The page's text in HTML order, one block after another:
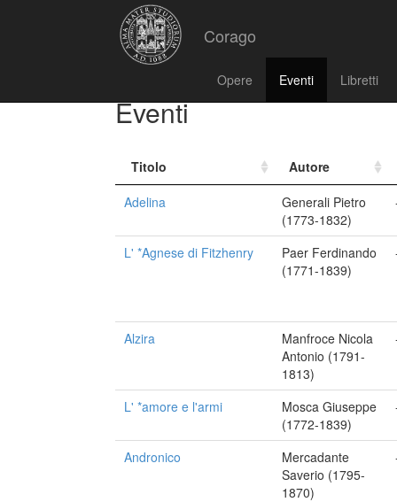
Corago
Opere Eventi Libretti
Eventi
Titolo
Autore
Adelina
Generali Pietro
(1773-1832)
L' *Agnese di Fitzhenry
Paer Ferdinando
(1771-1839)
Alzira
Manfroce Nicola
Antonio (1791-
1813)
L' *amore e l'armi
Mosca Giuseppe
(1772-1839)
Andronico
Mercadante
Saverio (1795-
1870)